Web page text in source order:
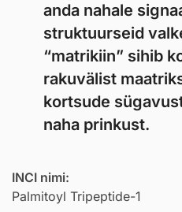
anda nahale
struktuurseid
“matrikiin” sihib
rakuvälist
kortsude
naha prinkust.
INCI nimi:
Palmitoyl Tripeptide-1